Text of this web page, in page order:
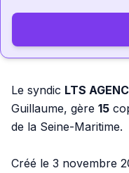
Le syndic LTS
Guillaume, gère 15
de la Seine-Maritime.
Créé le 3 novembre